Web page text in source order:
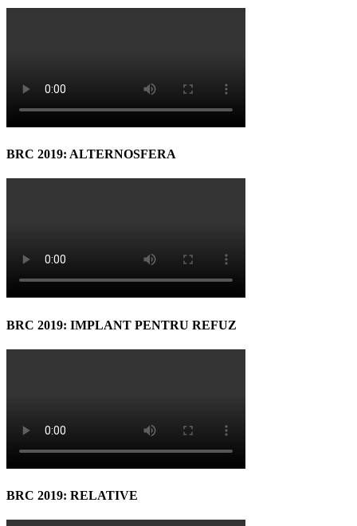
BRC 2019: ALTERNOSFERA
BRC 2019: IMPLANT PENTRU REFUZ
BRC 2019: RELATIVE